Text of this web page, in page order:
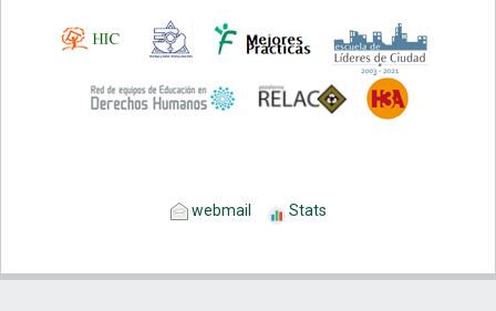
webmail Stats